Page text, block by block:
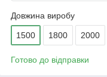
Довжина виробу
1500 1800 2000
Готово до відправки